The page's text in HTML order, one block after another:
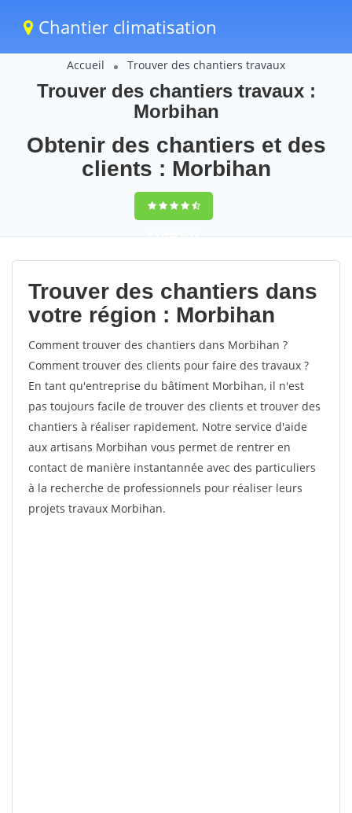
Chantier climatisation
Accueil Trouver des chantiers travaux
Trouver des chantiers travaux :
Morbihan
Obtenir des chantiers et des
clients : Morbihan
9,5(100%)78
votes
Trouver des chantiers dans
votre région : Morbihan
Comment trouver des chantiers dans Morbihan ?
Comment trouver des clients pour faire des travaux ?
En tant qu'entreprise du bâtiment Morbihan, il n'est
pas toujours facile de trouver des clients et trouver des
chantiers à réaliser rapidement. Notre service d'aide
aux artisans Morbihan vous permet de rentrer en
contact de manière instantannée avec des particuliers
à la recherche de professionnels pour réaliser leurs
projets travaux Morbihan.